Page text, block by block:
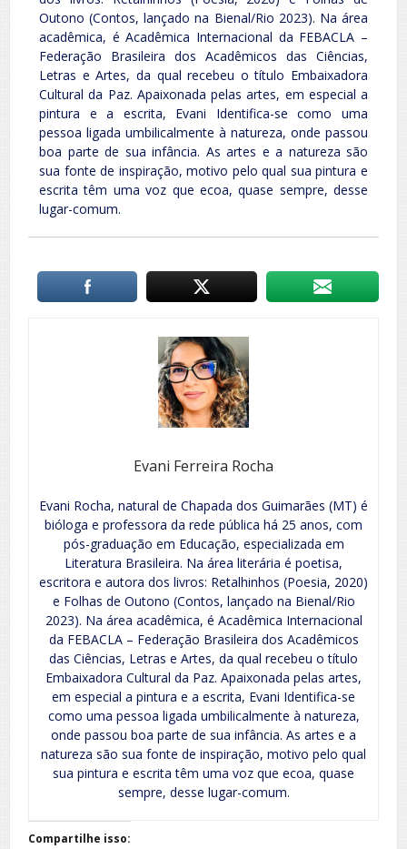
Outono (Contos, lançado na Bienal/Rio 2023). Na área
acadêmica, é Acadêmica Internacional da FEBACLA –
Federação Brasileira dos Acadêmicos das Ciências,
Letras e Artes, da qual recebeu o título Embaixadora
Cultural da Paz. Apaixonada pelas artes, em especial a
pintura e a escrita, Evani Identifica-se como uma
pessoa ligada umbilicalmente à natureza, onde passou
boa parte de sua infância. As artes e a natureza são
sua fonte de inspiração, motivo pelo qual sua pintura e
escrita têm uma voz que ecoa, quase sempre, desse
lugar-comum.
Evani Ferreira Rocha
Evani Rocha, natural de Chapada dos Guimarães (MT) é
bióloga e professora da rede pública há 25 anos, com
pós-graduação em Educação, especializada em
Literatura Brasileira. Na área literária é poetisa,
escritora e autora dos livros: Retalhinhos (Poesia, 2020)
e Folhas de Outono (Contos, lançado na Bienal/Rio
2023). Na área acadêmica, é Acadêmica Internacional
da FEBACLA – Federação Brasileira dos Acadêmicos
das Ciências, Letras e Artes, da qual recebeu o título
Embaixadora Cultural da Paz. Apaixonada pelas artes,
em especial a pintura e a escrita, Evani Identifica-se
como uma pessoa ligada umbilicalmente à natureza,
onde passou boa parte de sua infância. As artes e a
natureza são sua fonte de inspiração, motivo pelo qual
sua pintura e escrita têm uma voz que ecoa, quase
sempre, desse lugar-comum.
Compartilhe isso: